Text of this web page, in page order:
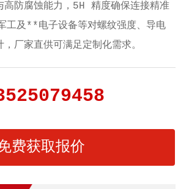
高防腐蚀能力，5H 精度确保连接精准
工及**电子设备等对螺纹强度、导电
厂家直供可满足定制化需求。
费获取报价